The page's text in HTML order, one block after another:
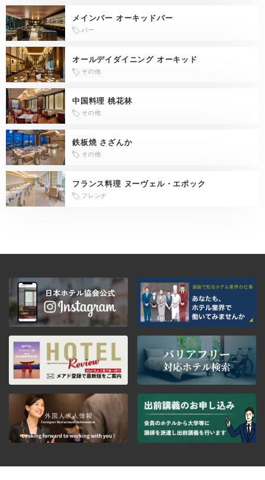
メインバー オーキッドバー
バー
オールデイダイニング オーキッド
その他
中国料理 桃花林
その他
鉄板焼 さざんか
その他
フランス料理 ヌーヴェル・エポック
フレンチ